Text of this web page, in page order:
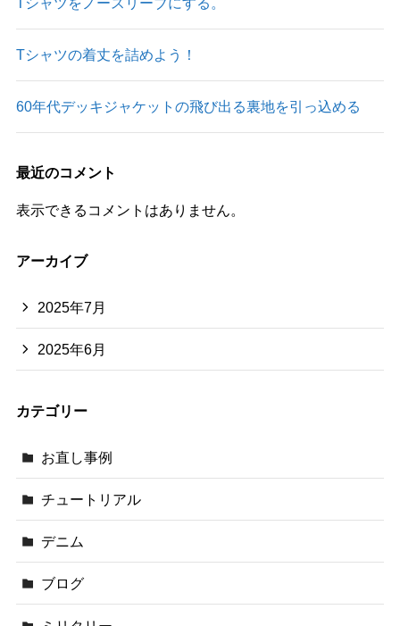
Tシャツの着丈を詰めよう！
60年代デッキジャケットの飛び出る裏地を引っ込める
最近のコメント
表示できるコメントはありません。
アーカイブ
2025年7月
2025年6月
カテゴリー
お直し事例
チュートリアル
デニム
ブログ